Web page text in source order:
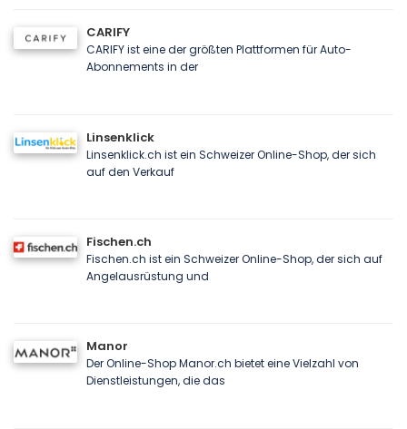
CARIFY
CARIFY ist eine der größten Plattformen für Auto-
Abonnements in der
Linsenklick
Linsenklick.ch ist ein Schweizer Online-Shop, der sich
auf den Verkauf
Fischen.ch
Fischen.ch ist ein Schweizer Online-Shop, der sich auf
Angelausrüstung und
Manor
Der Online-Shop Manor.ch bietet eine Vielzahl von
Dienstleistungen, die das